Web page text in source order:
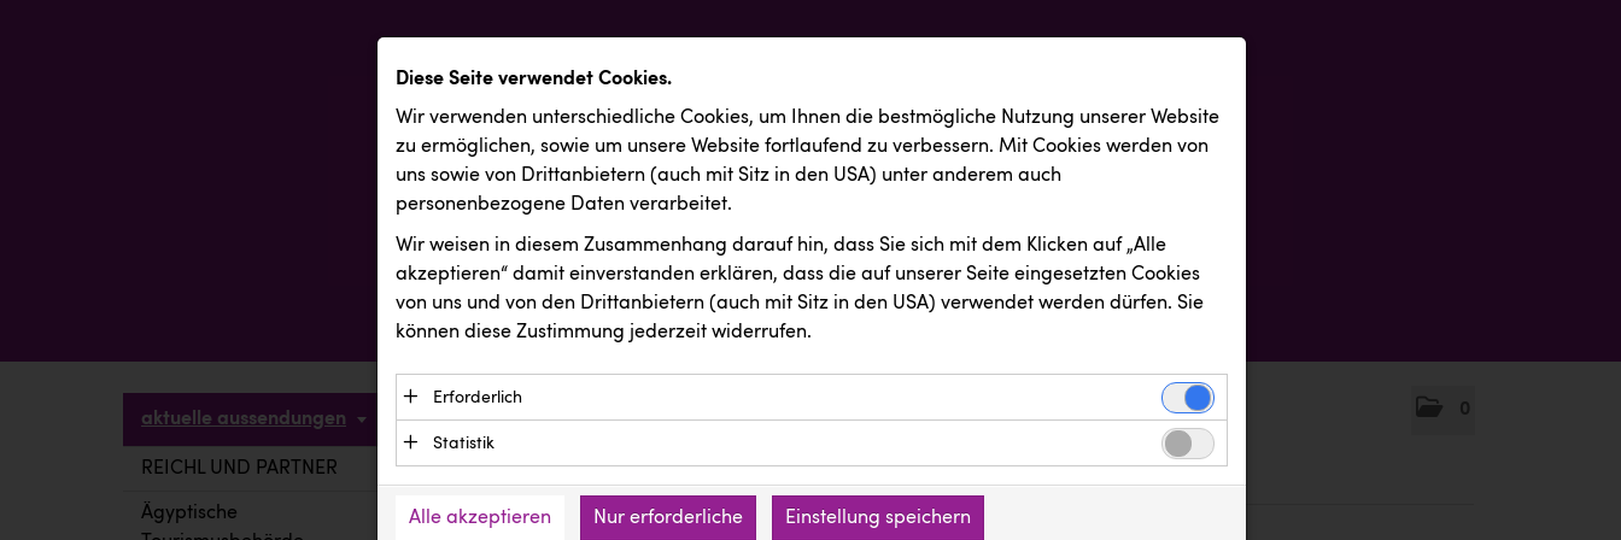
0
aktuelle aussendungen
REICHL UND PARTNER
Ägyptische
Diese Seite verwendet Cookies.
Wir verwenden unterschiedliche Cookies, um Ihnen die best­mögliche Nutzung unserer Website
zu ermöglichen, sowie um unsere Website fortlaufend zu verbessern. Mit Cookies werden von
uns sowie von Drittanbietern (auch mit Sitz in den USA) unter anderem auch
personenbezogene Daten verarbeitet.
Wir weisen in diesem Zusammenhang darauf hin, dass Sie sich mit dem Klicken auf „Alle
akzeptieren“ damit ein­ver­standen erklären, dass die auf unserer Seite eingesetzten Cookies
von uns und von den Drittanbietern (auch mit Sitz in den USA) verwendet werden dürfen. Sie
können diese Zustimmung jederzeit widerrufen.
Erforderlich
Essenzielle Cookies ermöglichen grundlegende Funktionen und sind für die einwandfreie
Funktion der Website erforderlich. Diese Cookies speichern keine personenbezogenen
Daten und werden an keine Dritten übermittelt.
Anbieter: Eigentümer der Website (Erstanbieter)
Statistik
verstehen, wie unsere Besucher unsere Website nutzen.
Alle akzeptieren Nur erforderliche Einstellung speichern